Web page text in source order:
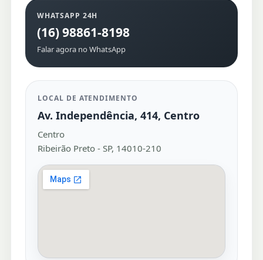
WHATSAPP 24H
(16) 98861-8198
Falar agora no WhatsApp
LOCAL DE ATENDIMENTO
Av. Independência, 414, Centro
Centro
Ribeirão Preto - SP, 14010-210